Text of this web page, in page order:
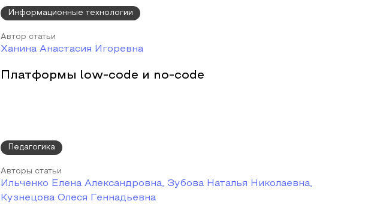
Информационные технологии
Автор статьи
Ханина Анастасия Игоревна
Платформы low-code и no-code
Педагогика
Авторы статьи
Ильченко Елена Александровна, Зубова Наталья Николаевна,
Кузнецова Олеся Геннадьевна